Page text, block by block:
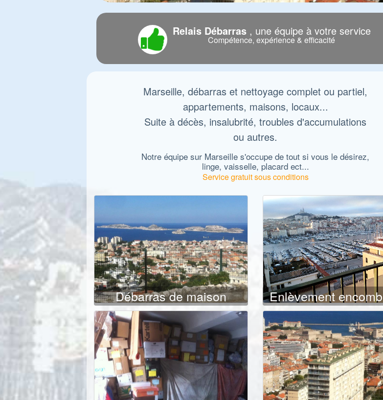
Relais Débarras, une équipe à votre service
Compétence, expérience & efficacité
Marseille, débarras et nettoyage complet ou partiel,
appartements, maisons, locaux...
Suite à décès, insalubrité, troubles d'accumulations
ou autres.
Notre équipe sur Marseille s'occupe de tout si vous le désirez,
linge, vaisselle, placard ect...
Service gratuit sous conditions
Débarras de maison Enlèvement